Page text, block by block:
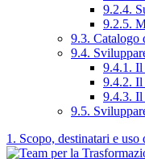
9.2.4.
9.2.5.
9.3. Catalogo
9.4.
9.4.1. Il
9.4.2. Il
9.4.3.
9.5.
1. Scopo, destinatari e